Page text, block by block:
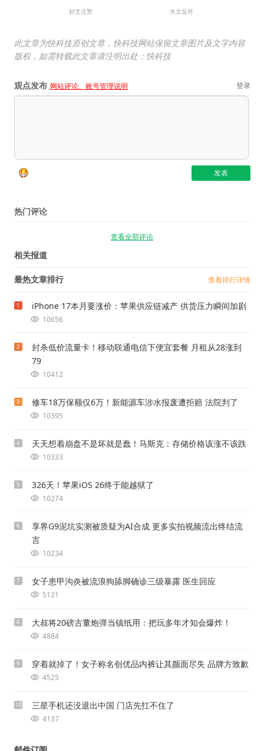
好文点赞 水文反对
此文章为快科技原创文章，快科技网站保留文章图片及文字内容
版权，如需转载此文章请注明出处：快科技
观点发布 网站评论、账号管理说明 登录
热门评论
查看全部评论
相关报道
最热文章排行 查看排行详情
1 iPhone 17本月要涨价：苹果供应链减产 供货压力瞬间加剧
10656
2
封杀低价流量卡！移动联通电信下便宜套餐 月租从28涨到
79
10412
3 修车18万保额仅6万！新能源车涉水报废遭拒赔 法院判了
10395
4 天天想着崩盘不是坏就是蠢！马斯克：存储价格该涨不该跌
10333
5 326天！苹果iOS 26终于能越狱了
10274
6
享界G9泥坑实测被质疑为AI合成 更多实拍视频流出终结流
言
10234
7 女子患甲沟炎被流浪狗舔脚确诊三级暴露 医生回应
5121
8 大叔将20磅古董炮弹当镇纸用：把玩多年才知会爆炸！
4884
9 穿着就掉了！女子称名创优品内裤让其颜面尽失 品牌方致歉
4525
10 三星手机还没退出中国 门店先扛不住了
4137